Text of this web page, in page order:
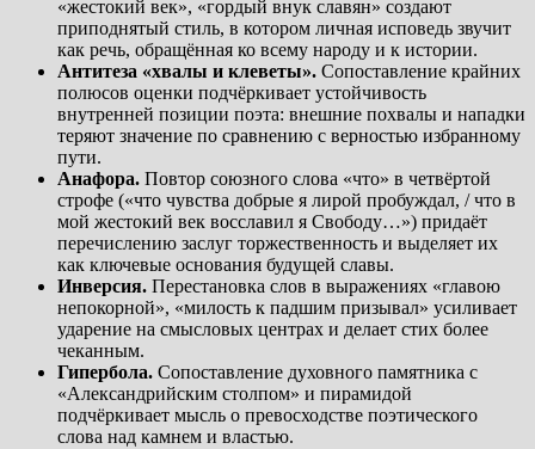
«жестокий век», «гордый внук славян» создают
приподнятый стиль, в котором личная исповедь звучит
как речь, обращённая ко всему народу и к истории.
Антитеза «хвалы и клеветы». Сопоставление крайних
полюсов оценки подчёркивает устойчивость
внутренней позиции поэта: внешние похвалы и нападки
теряют значение по сравнению с верностью избранному
пути.
Анафора. Повтор союзного слова «что» в четвёртой
строфе («что чувства добрые я лирой пробуждал, / что в
мой жестокий век восславил я Свободу…») придаёт
перечислению заслуг торжественность и выделяет их
как ключевые основания будущей славы.
Инверсия. Перестановка слов в выражениях «главою
непокорной», «милость к падшим призывал» усиливает
ударение на смысловых центрах и делает стих более
чеканным.
Гипербола. Сопоставление духовного памятника с
«Александрийским столпом» и пирамидой
подчёркивает мысль о превосходстве поэтического
слова над камнем и властью.